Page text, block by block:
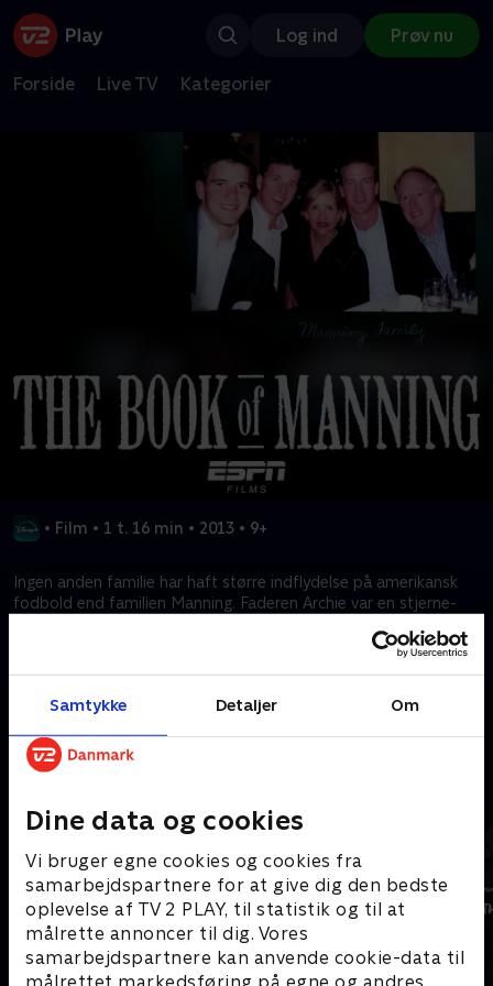
Samtykke Detaljer Om
Dine data og cookies
Vi bruger egne cookies og cookies fra
samarbejdspartnere for at give dig den bedste
oplevelse af TV 2 PLAY, til statistik og til at
målrette annoncer til dig. Vores
samarbejdspartnere kan anvende cookie-data til
Log ind Prøv nu
Forside Live TV Kategorier
• Film • 1 t. 16 min • 2013 • 9+
Ingen anden familie har haft større indflydelse på amerikansk
fodbold end familien Manning. Faderen Archie var en stjerne-
Kræver tilkøb